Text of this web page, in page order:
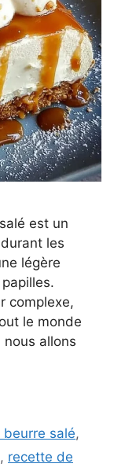
est un
les
légère
complexe,
le monde
allons
beurre salé,
, recette de